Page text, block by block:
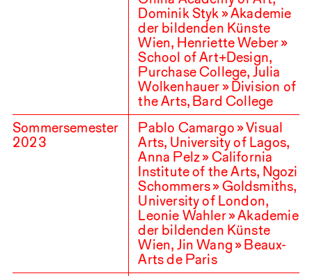
Dominik Styk » Akademie
der bildenden Künste
Wien, Henriette Weber »
School of Art+Design,
Purchase College, Julia
Wolkenhauer » Division of
the Arts, Bard College
Sommersemester
2023
Pablo Camargo » Visual
Arts, University of Lagos,
Anna Pelz » California
Institute of the Arts, Ngozi
Schommers » Goldsmiths,
University of London,
Leonie Wahler » Akademie
der bildenden Künste
Wien, Jin Wang » Beaux-
Arts de Paris